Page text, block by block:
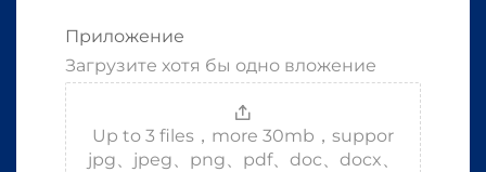
Приложение
Загрузите хотя бы одно вложение
Up to 3 files，more 30mb，suppor
jpg、jpeg、png、pdf、doc、docx、